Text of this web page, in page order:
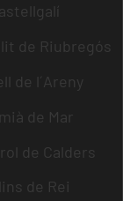
de Riubregós
de l´Areny
de Mar
de Calders
de Rei